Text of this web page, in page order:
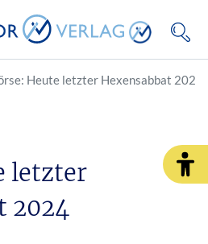
Heute letzter Hexensabbat 2024
letzter
2024